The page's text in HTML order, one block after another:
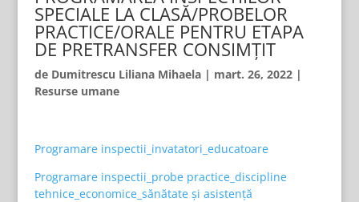
SPECIALE LA CLASĂ/PROBELOR
PRACTICE/ORALE PENTRU ETAPA
DE PRETRANSFER CONSIMȚIT
de Dumitrescu Liliana Mihaela| mart. 26, 2022|
Resurse umane
Programare inspectii_invatatori_educatoare
Programare inspectii_probe practice_discipline
tehnice_economice_sănătate și asistență